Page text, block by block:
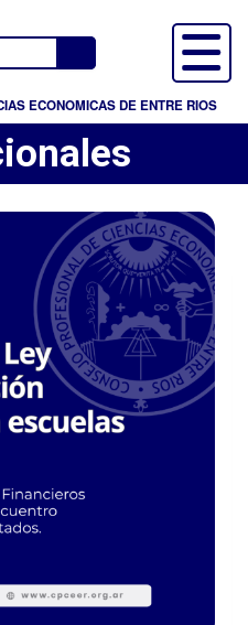
a
s
a
r
a
l
c
n
i
d
o
r
i
n
ECONOMICAS DE ENTRE RIOS